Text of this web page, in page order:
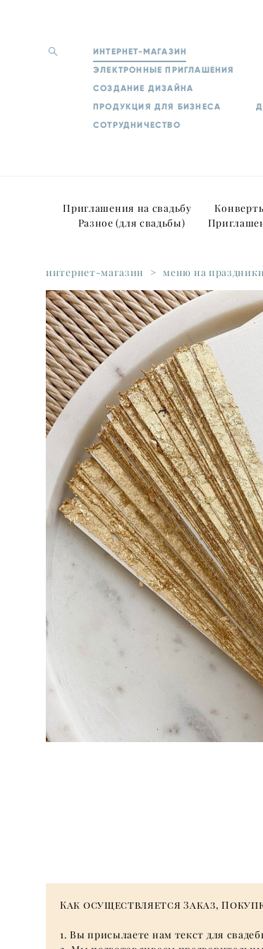
ИНТЕРНЕТ-МАГАЗИН
ЭЛЕКТРОННЫЕ ПРИГЛАШЕНИЯ
СОЗДАНИЕ ДИЗАЙНА
ПРОДУКЦИЯ ДЛЯ БИЗНЕСА
СОТРУДНИЧЕСТВО
Приглашения на свадьбу
Разное (для свадьбы)
интернет-магазин > меню на праздники
Как осуществляется Заказ,
1. Вы присылаете нам текст для